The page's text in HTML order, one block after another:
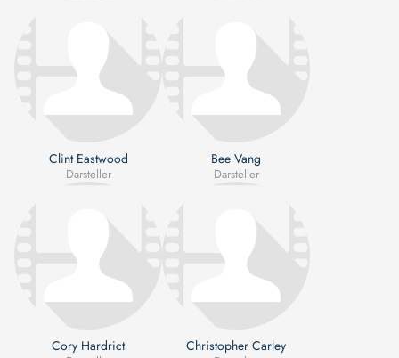
Clint Eastwood
Darsteller
Bee Vang
Darsteller
Cory Hardrict Christopher Carley